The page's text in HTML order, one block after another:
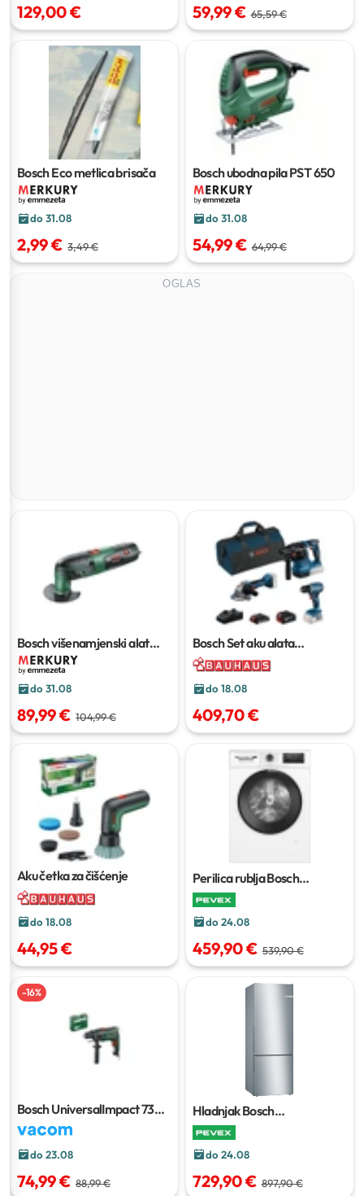
129,00 € 59,99 € 65,59 €
Bosch Eco metlica brisača
do 31.08
2,99 € 3,49 €
Bosch ubodna pila PST 650
do 31.08
54,99 € 64,99 €
OGLAS
Bosch višenamjenski alat
PMF 220 CE
do 31.08
89,99 € 104,99 €
Bosch Set aku alata
'AMPShare'7-dijelni set
do 18.08
409,70 €
Aku četka za čišćenje
do 18.08
44,95 €
Perilica rublja Bosch
WAN2826BBY
do 24.08
459,90 € 539,90 €
-16%
Bosch UniversalImpact 730
udarna bušilica
do 23.08
74,99 € 88,99 €
Hladnjak Bosch
KGV58VLEAS
do 24.08
729,90 € 897,90 €